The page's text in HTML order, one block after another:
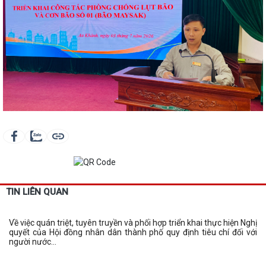
TIN LIÊN QUAN
Về việc quán triệt, tuyên truyền và phối hợp triển khai thực hiện Nghị
quyết của Hội đồng nhân dân thành phố quy định tiêu chí đối với
người nước...